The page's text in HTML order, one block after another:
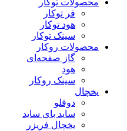
محصولات توکار
فر توکار
هود توکار
سینک توکار
محصولات روکار
گاز صفحه‌ای
هود
سینک روکار
یخچال
دوقلو
ساید بای ساید
یخچال فریزر